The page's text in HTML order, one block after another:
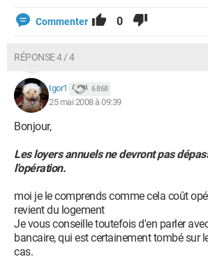
Commenter 0
RÉPONSE 4 / 4
Igor1 6 868
25 mai 2008 à 09:39
Bonjour,
Les loyers annuels ne devront pas
l'opération.
moi je le comprends comme cela coût
revient du logement
Je vous conseille toutefois d'en parler
bancaire, qui est certainement tombé sur
cas.